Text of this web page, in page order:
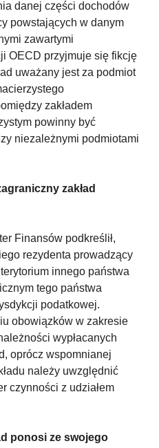
danej części dochodów
powstających w danym
zawartymi
OECD przyjmuje się fikcję
uważany jest za podmiot
zakładem
powinny być
niezależnymi podmiotami
zakład
Finansów podkreślił,
rezydenta prowadzący
innego państwa
tego państwa
podatkowej.
obowiązków w zakresie
wypłacanych
oprócz wspomnianej
należy uwzględnić
czynności z udziałem
ponosi ze swojego